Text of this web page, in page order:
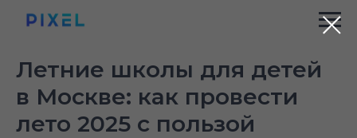
Летние школы для детей
в Москве: как провести
лето 2025 с пользой